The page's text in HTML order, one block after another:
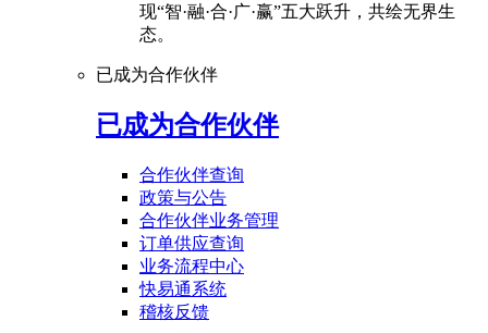
现“智·融·合·广·赢”五大跃升，共绘无界生
态。
已成为合作伙伴
已成为合作伙伴
合作伙伴查询
政策与公告
合作伙伴业务管理
订单供应查询
业务流程中心
快易通系统
稽核反馈